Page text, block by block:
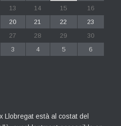
13 14 15
16
20 21 22
23
27 28 29
30
3 4 5 6
Llobregat està al costat del